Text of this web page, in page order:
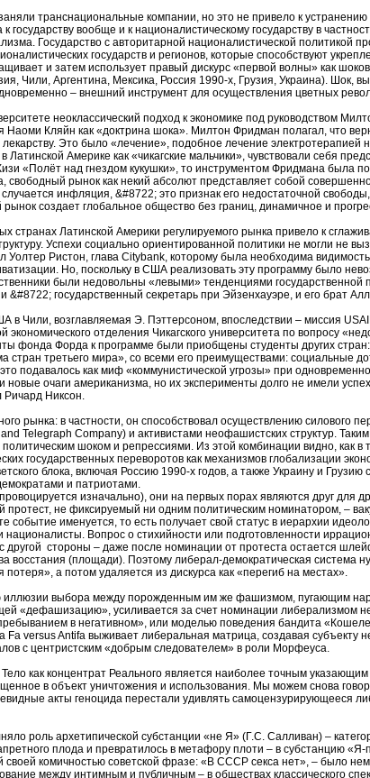
транснациональные компании, но это не привело к
вообще и к националистическому государству в
Государство с авторитарной националистической политикой
государств и регионов, которые способствуют
и затем использует правый дискурс «первой волны» как
Чили, Аргентина, Мексика, Россия 1990-х, Грузия, Украина). Шок,
– внешний инструмент для осуществления цветных
неоклассический подход к экономике под руководством
Наоми Кляйн как «доктрина шока». Милтон Фридман полагал, что
Это было «лечение», подобное лечение
Латинской Америке как «чикагские мальчики», чувствовали себя
«Полёт над гнездом кукушки», то инструментом Фридмана была
рынок как некий абсолют представляет собой
инфляция, &#8722; это признак его недостаточной
создает глобальное общество без границ, динамичное и
странах Латинской Америки регулируемого рынка привело к
Успехи социально ориентированной политики не могли не
Ристон, глава Citybank, которому была необходима
Но, поскольку в США реализовать эту программу было
были недовольны «левыми» тенденциями
государственный секретарь при Эйзенхауэре, и его брат
Чили, возглавляемая Э. Пэттерсоном, впоследствии – миссия
экономического отделения Чикагского университета по вопросу
фонда Форда к программе были приобщены студенты других
стран третьего мира», со всеми его преимуществами: социальные
подавалось как миф «коммунистической угрозы» при
очаги американизма, но их эксперименты долго не имели
Ричард Никсон.
рынка: в частности, он способствовал осуществлению силового
Telegraph Company) и активистами неофашистских структур.
шоком и репрессиями. Из этой комбинации видно, как
государственных переворотов как механизмов глобализации
блока, включая Россию 1990-х годов, а также Украину и
и патриотами.
изначально), они на первых порах являются друг
не фиксируемый ни одним политическим номинатором, –
именуется, то есть получает свой статус в иерархии
Вопрос о стихийности или подготовленности
другой стороны – даже после номинации от протеста остается
восстания (площади). Поэтому либерал-демократическая система
а потом удаляется из дискурса как «перегиб на местах».
выбора между порожденным им же фашизмом, пугающим
«дефашизацию», усиливается за счет номинации либерализмом
в негативном», или моделью поведения бандита
Fa versus Antifa выживает либеральная матрица, создавая
с центристским «добрым следователем» в роли Морфеуса.
как концентрат Реального является наиболее точным
в объект уничтожения и использования. Мы можем снова
акты геноцида перестали удивлять самоцензурирующееся
роль архетипической субстанции «не Я» (Г.С. Салливан) –
плода и превратилось в метафору плоти – в субстанцию
своей комичностью советской фразе: «В СССР секса нет», – было
между интимным и публичным – в обществах классического